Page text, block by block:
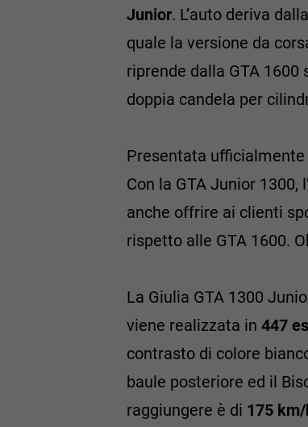
Junior. L’auto deriva dalla
quale la versione da
riprende dalla GTA 1600
doppia candela per
Presentata ufficialmente
Con la GTA Junior
anche offrire ai clienti
rispetto alle GTA 1600.
La Giulia GTA 1300
viene realizzata in 447
contrasto di colore
baule posteriore ed il
raggiungere è di 175 km/